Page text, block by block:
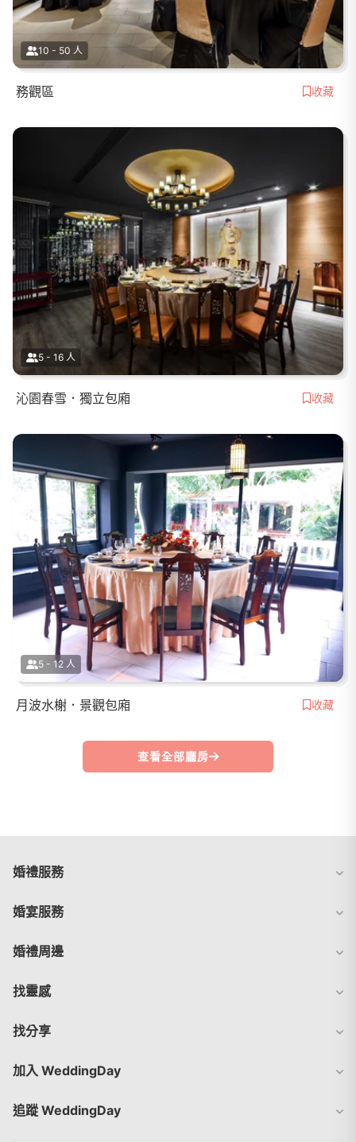
10 - 50 人
務觀區 收藏
5 - 16 人
沁園春雪．獨立包廂 收藏
5 - 12 人
月波水榭．景觀包廂 收藏
查看全部廳房
婚禮服務
婚宴服務
婚禮周邊
找靈感
找分享
加入 WeddingDay
追蹤 WeddingDay